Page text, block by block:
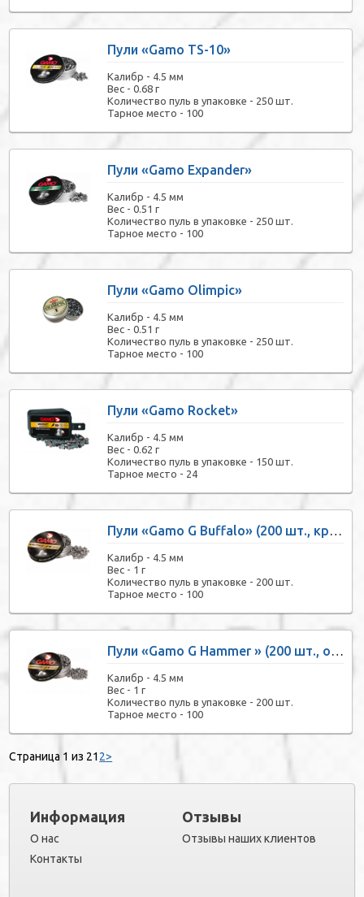
Пули «Gamo TS-10»
Калибр - 4.5 мм
Вес -0.68 г
Количество пуль в упаковке - 250 шт.
Тарное место - 100
Пули «Gamo Expander»
Калибр - 4.5 мм
Вес -0.51 г
Количество пуль в упаковке - 250 шт.
Тарное место - 100
Пули «Gamo Olimpic»
Калибр - 4.5 мм
Вес -0.51 г
Количество пуль в упаковке - 250 шт.
Тарное место - 100
Пули «Gamo Rocket»
Калибр - 4.5 мм
Вес -0.62 г
Количество пуль в упаковке - 150 шт.
Тарное место - 24
Пули «Gamo G Buffalo» (200 шт., круглоголовые)
Калибр - 4.5 мм
Вес - 1 г
Количество пуль в упаковке - 200 шт.
Тарное место - 100
Пули «Gamo G Hammer » (200 шт., остроконечные)
Калибр - 4.5 мм
Вес - 1 г
Количество пуль в упаковке - 200 шт.
Тарное место - 100
Страница 1 из 212>
Информация
О нас
Контакты
Отзывы
Отзывы наших клиентов